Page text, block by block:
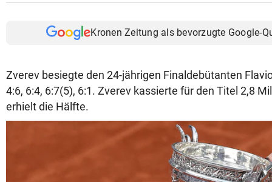
Kronen Zeitung als bevorzugte Google-
Zverev besiegte den 24-jährigen Finaldebütanten
4:6, 6:4, 6:7(5), 6:1. Zverev kassierte für den Titel 2,8
erhielt die Hälfte.